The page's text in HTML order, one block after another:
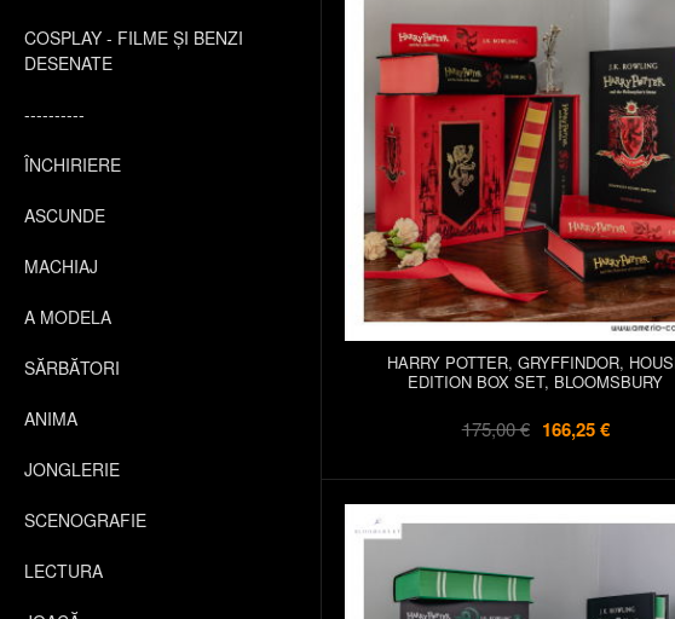
COSPLAY - FILME ȘI BENZI
DESENATE
----------
ÎNCHIRIERE
ASCUNDE
MACHIAJ
A MODELA
SĂRBĂTORI
ANIMA
JONGLERIE
SCENOGRAFIE
LECTURA
HARRY POTTER, GRYFFINDOR,
EDITION BOX SET, BLOOMSBURY
175,00 € 166,25 €